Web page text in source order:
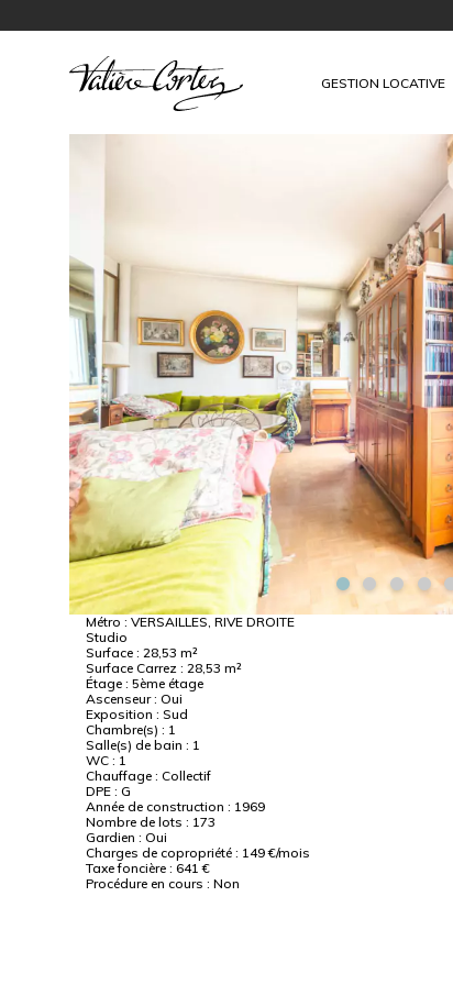
GESTION LOCATIVE
Métro : VERSAILLES, RIVE DROITE
Studio
Surface : 28,53 m²
Surface Carrez : 28,53 m²
Étage : 5ème étage
Ascenseur : Oui
Exposition : Sud
Chambre(s) : 1
Salle(s) de bain : 1
WC : 1
Chauffage : Collectif
DPE : G
Année de construction : 1969
Nombre de lots : 173
Gardien : Oui
Charges de copropriété : 149 €/mois
Taxe foncière : 641 €
Procédure en cours : Non